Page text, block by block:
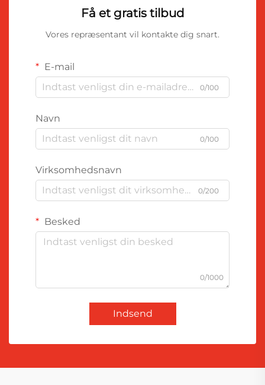
Få et gratis tilbud
Vores repræsentant vil kontakte dig snart.
E-mail
0/100
Navn
0/100
Virksomhedsnavn
0/200
Besked
0/1000
Indsend